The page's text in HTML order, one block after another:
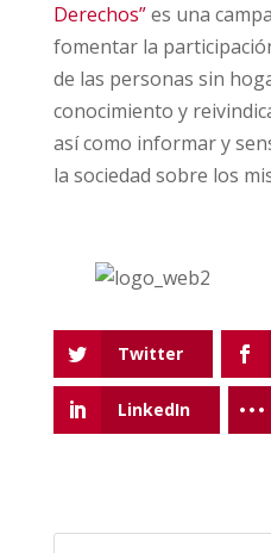
Derechos”es una
fomentar la
de las personas sin
conocimiento y
así como informar y
la sociedad sobre los
Twitter
LinkedIn